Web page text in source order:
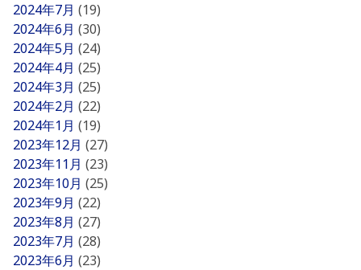
2024年7月 (19)
2024年6月 (30)
2024年5月 (24)
2024年4月 (25)
2024年3月 (25)
2024年2月 (22)
2024年1月 (19)
2023年12月 (27)
2023年11月 (23)
2023年10月 (25)
2023年9月 (22)
2023年8月 (27)
2023年7月 (28)
2023年6月 (23)